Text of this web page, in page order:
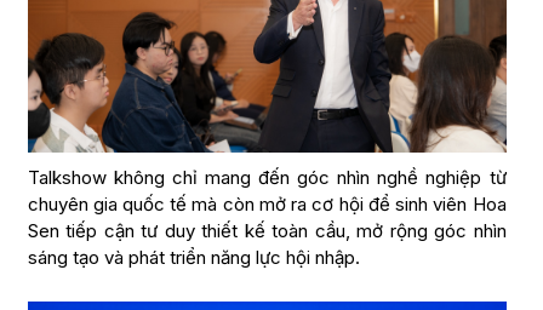
Talkshow không chỉ mang đến góc nhìn nghề nghiệp từ
chuyên gia quốc tế mà còn mở ra cơ hội để sinh viên Hoa
Sen tiếp cận tư duy thiết kế toàn cầu, mở rộng góc nhìn
sáng tạo và phát triển năng lực hội nhập.